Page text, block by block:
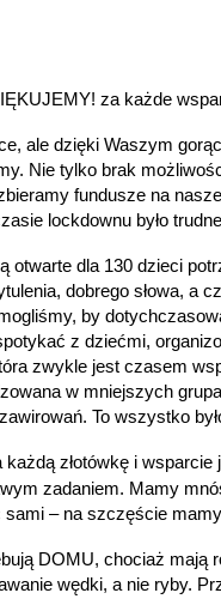
za każde
ale dzięki Waszym
Nie tylko brak
fundusze na
lockdownu było
otwarte dla 130 dzieci
dobrego słowa, a
by
z dziećmi,
zwykle jest czasem
w mniejszych
To wszystko
każdą złotówkę i
zadaniem. Mamy
– na szczęście
DOMU, chociaż mają
wędki, a nie ryby.